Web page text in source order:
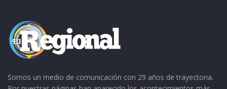
Somos un medio de comunicación con 29 años de trayectoria.